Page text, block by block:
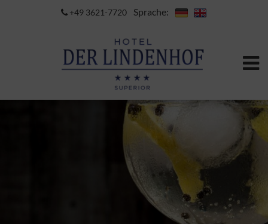
+49 3621-7720 Sprache: